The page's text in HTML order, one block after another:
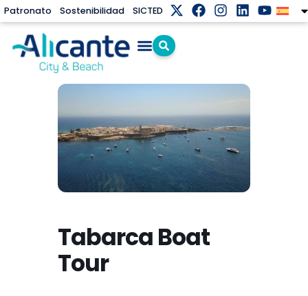
Patronato Sostenibilidad SICTED
Tabarca Boat
Tour